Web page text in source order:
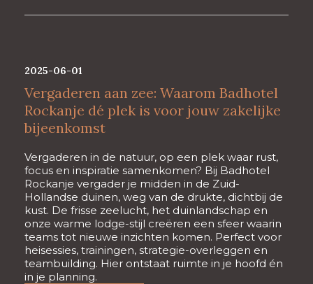
2025-06-01
Vergaderen aan zee: Waarom Badhotel
Rockanje dé plek is voor jouw zakelijke
bijeenkomst
Vergaderen in de natuur, op een plek waar rust,
focus en inspiratie samenkomen? Bij Badhotel
Rockanje vergader je midden in de Zuid-
Hollandse duinen, weg van de drukte, dichtbij de
kust. De frisse zeelucht, het duinlandschap en
onze warme lodge-stijl creëren een sfeer waarin
teams tot nieuwe inzichten komen. Perfect voor
heisessies, trainingen, strategie-overleggen en
teambuilding. Hier ontstaat ruimte in je hoofd én
in je planning.